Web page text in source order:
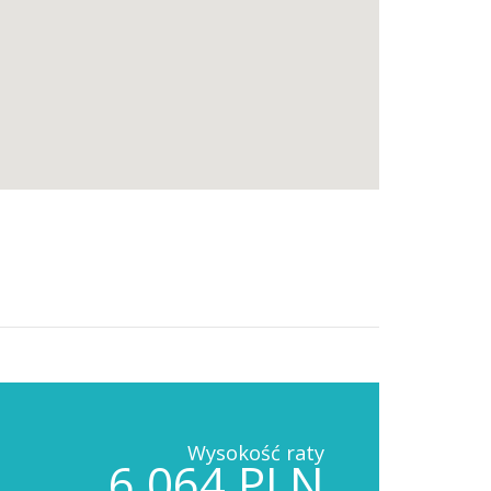
Wysokość raty